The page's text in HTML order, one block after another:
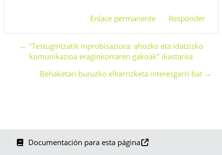
Enlace permanente Responder
← "Testugintzatik inprobisaziora: ahozko eta idatzizko
komunikazioa eraginkorraren gakoak" ikastaroa
Behaketari buruzko elkarrizketa interesgarri bat →
Documentación para esta página